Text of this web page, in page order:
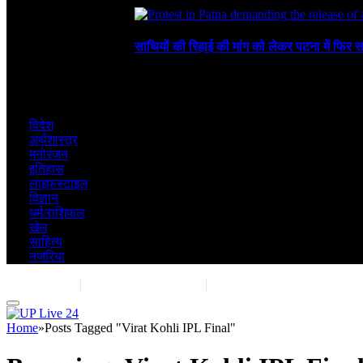
साथियों की रिहाई की मांग को लेकर पटना में फिर
विदेश
अर्थशास्त्र
मनोरंजन
इतिहास
लाइफस्टाइल
विज्ञान
धर्म/राशिफल
खेल
साहित्य
नजरिया
| |
Home»Posts Tagged "Virat Kohli IPL Final"